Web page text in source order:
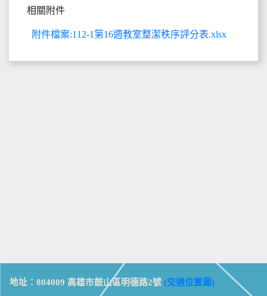
相關附件
附件檔案:112-1第16週教室整潔秩序評分表.xlsx
地址：804009 高雄市鼓山區明德路2號 (交通位置圖)